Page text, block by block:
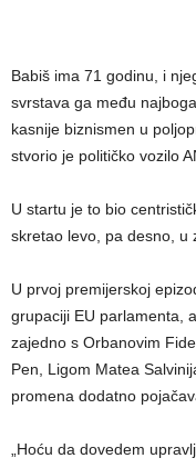
Babiš ima 71 godinu, i
svrstava ga među
kasnije biznismen u
stvorio je političko vozilo
U startu je to bio
skretao levo, pa desno, u
U prvoj premijerskoj
grupaciji EU parlamenta,
zajedno s Orbanovim
Pen, Ligom Matea
promena dodatno
„Hoću da dovedem